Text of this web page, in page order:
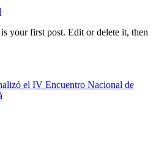
your first post. Edit or delete it, then
el IV Encuentro Nacional de